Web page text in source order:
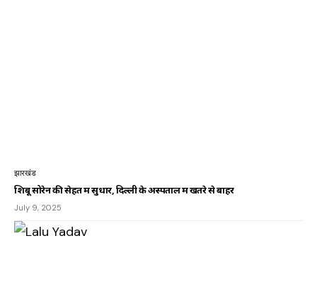
झारखंड
शिबू सोरेन की सेहत में सुधार, दिल्ली के अस्पताल में खतरे से बाहर
July 9, 2025